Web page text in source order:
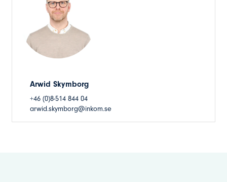
Arwid Skymborg
+46 (0)8-514 844 04
arwid.skymborg@inkom.se